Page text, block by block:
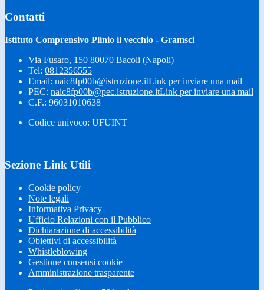
Contatti
Istituto Comprensivo Plinio il vecchio - Gramsci
Via Fusaro, 150 80070 Bacoli (Napoli)
Tel: 0812356555
Email: naic8fp00b@istruzione.itLink per inviare una mail
PEC: naic8fp00b@pec.istruzione.itLink per inviare una mail
C.F.: 96031010638
Codice univoco: UFUINT
Sezione Link Utili
Cookie policy
Note legali
Informativa Privacy
Ufficio Relazioni con il Pubblico
Dichiarazione di accessibilità
Obiettivi di accessibilità
Whistleblowing
Gestione consensi cookie
Amministrazione trasparente